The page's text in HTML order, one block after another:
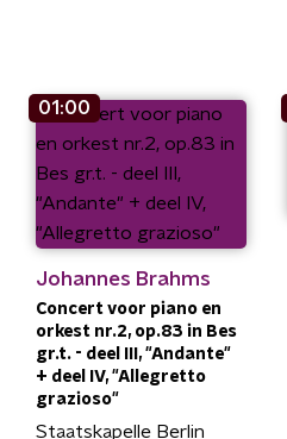
01:00
Johannes Brahms
Concert voor piano en
orkest nr.2, op.83 in Bes
gr.t. - deel III, "Andante"
+ deel IV, "Allegretto
grazioso"
Staatskapelle Berlin